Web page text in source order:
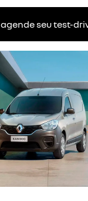
agende seu test-